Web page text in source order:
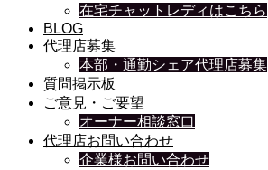
在宅チャットレディはこちら
BLOG
代理店募集
本部・通勤シェア代理店募集
質問掲示板
ご意見・ご要望
オーナー相談窓口
代理店お問い合わせ
企業様お問い合わせ